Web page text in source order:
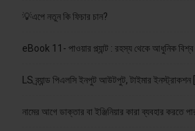
💡এপে নতুন কি ফিচার চান?
eBook 11- পাওয়ার প্ল্যান্ট : রহস্য থেকে আধুনিক বিশ্ব
LS ব্র্যান্ড পিএলসি ইনপুট আউটপুট, টাইমার ইনস্ট্রাকশন
নামের আগে ডাক্তার বা ইঞ্জিনিয়ার কারা ব্যবহার করতে